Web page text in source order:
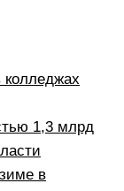
1,3 млрд
в